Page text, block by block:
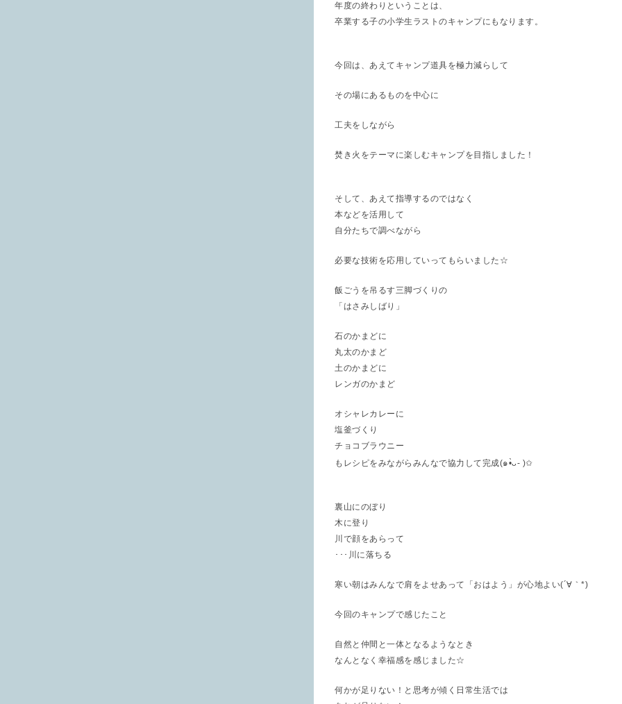
年度の終わりということは、
卒業する子の小学生ラストのキャンプにもなります。
今回は、あえてキャンプ道具を極力減らして
その場にあるものを中心に
工夫をしながら
焚き火をテーマに楽しむキャンプを目指しました！
そして、あえて指導するのではなく
本などを活用して
自分たちで調べながら
必要な技術を応用していってもらいました☆
飯ごうを吊るす三脚づくりの
「はさみしばり」
石のかまどに
丸太のかまど
土のかまどに
レンガのかまど
オシャレカレーに
塩釜づくり
チョコブラウニー
もレシピをみながらみんなで協力して完成(๑•̀ᴗ- )✩
裏山にのぼり
木に登り
川で顔をあらって
･･･川に落ちる
寒い朝はみんなで肩をよせあって「おはよう」が心地よい(´∀｀ *)
今回のキャンプで感じたこと
自然と仲間と一体となるようなとき
なんとなく幸福感を感じました☆
何かが足りない！と思考が傾く日常生活では